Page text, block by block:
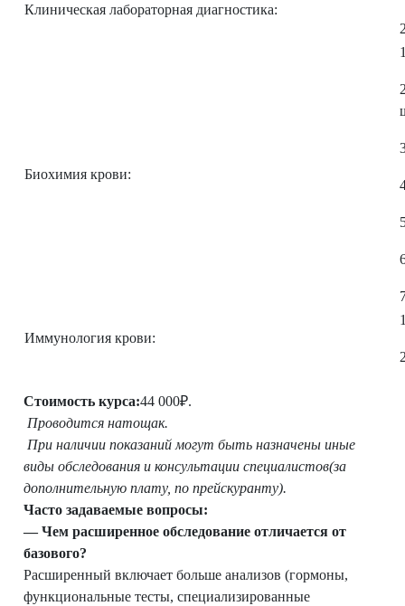
Клиническая лабораторная диагностика:
Биохимия крови:
Иммунология крови:
Стоимость курса:44 000₽.
Проводится натощак.
При наличии показаний могут быть назначены иные
виды обследования и консультации специалистов(за
дополнительную плату, по прейскуранту).
Часто задаваемые вопросы:
— Чем расширенное обследование отличается от
базового?
Расширенный включает больше анализов (гормоны,
функциональные тесты, специализированные